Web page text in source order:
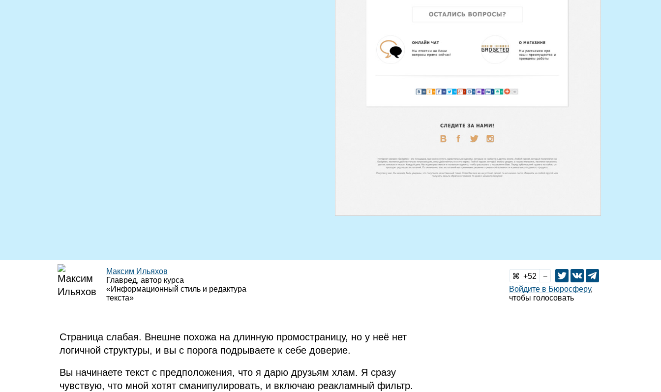
Максим Ильяхов
Главред, автор курса
«Информационный стиль и редактура
текста»
52
Войдите в Бюросферу,
чтобы голосовать
Страница слабая. Внешне похожа на длинную промостраницу, но у неё нет
логичной структуры, и вы с порога подрываете к себе доверие.
Вы начинаете текст с предположения, что я дарю друзьям хлам. Я сразу
чувствую, что мной хотят сманипулировать, и включаю реакламный фильтр.